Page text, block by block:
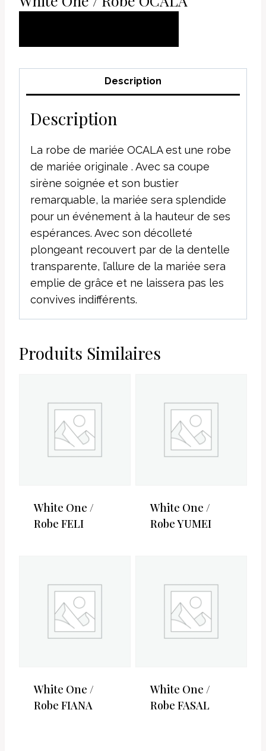
PANIER
Description
Description
La robe de mariée OCALA est une robe
de mariée originale . Avec sa coupe
sirène soignée et son bustier
remarquable, la mariée sera splendide
pour un événement à la hauteur de ses
espérances. Avec son décolleté
plongeant recouvert par de la dentelle
transparente, l’allure de la mariée sera
emplie de grâce et ne laissera pas les
convives indifférents.
Produits Similaires
White One /
Robe FELI
White One /
Robe YUMEI
White One /
Robe FIANA
White One /
Robe FASAL